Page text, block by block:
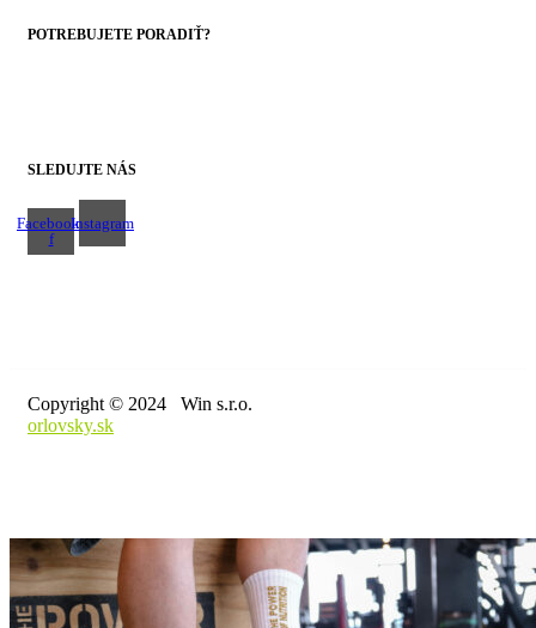
POTREBUJETE PORADIŤ?
SLEDUJTE NÁS
Facebook-
f
Instagram
Copyright © 2024 Win s.r.o.
orlovsky.sk